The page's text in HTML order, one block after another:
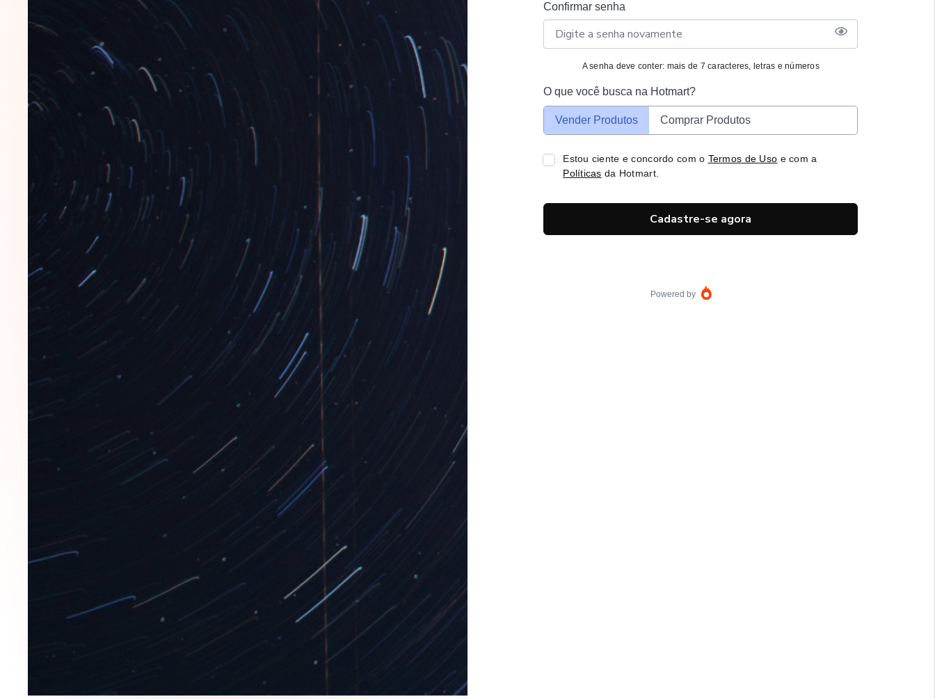
Confirmar senha
A senha deve conter: mais de 7 caracteres, letras e números
O que você busca na Hotmart?
Vender Produtos Comprar Produtos
Estou ciente e concordo com o Termos de Uso e com a
Políticas da Hotmart.
Cadastre-se agora
Powered by